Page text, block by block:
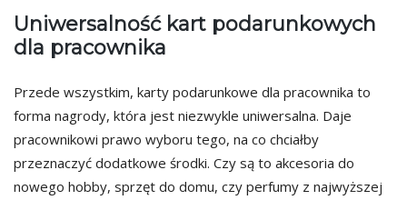
Uniwersalność kart podarunkowych
dla pracownika
Przede wszystkim, karty podarunkowe dla pracownika to
forma nagrody, która jest niezwykle uniwersalna. Daje
pracownikowi prawo wyboru tego, na co chciałby
przeznaczyć dodatkowe środki. Czy są to akcesoria do
nowego hobby, sprzęt do domu, czy perfumy z najwyższej